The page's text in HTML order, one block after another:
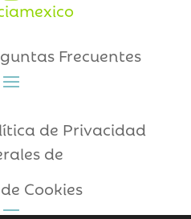
Frecuentes
de Privacidad
de
Cookies